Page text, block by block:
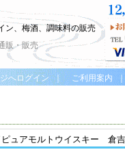
ン、梅酒、調味料の販売
販・販売
へログイン｜ ご利用案内
ュアモルトウイスキー 倉